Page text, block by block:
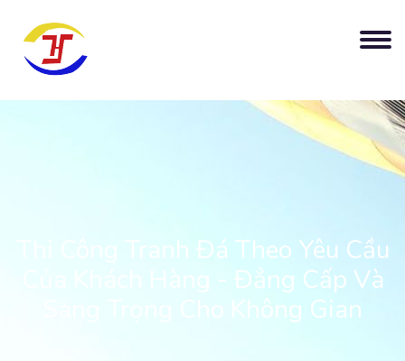
Thi Công Tranh Đá Theo Yêu Cầu
Của Khách Hàng - Đẳng Cấp Và
Sang Trọng Cho Không Gian